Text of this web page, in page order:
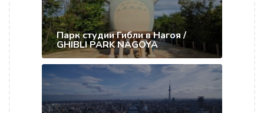
Парк студии Гибли в Нагоя /
GHIBLI PARK NAGOYA